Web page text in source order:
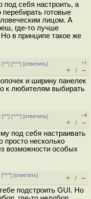
под себя настроить, а
готовые
лицом. А
где-то лучше
в принципе такое же
[^^] [^^^] [ответить]
+1
+ / –
и ширину панелек
к любителям выбирать
[^^] [^^^] [ответить]
–4
+ / –
под себя настраивать
просто несколько
возможности особых
[^^^] [ответить]
+ / –
подстроить GUI. Но